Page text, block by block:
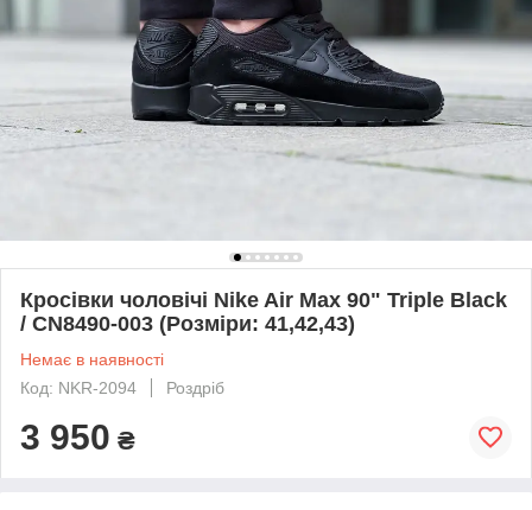
Кросівки чоловічі Nike Air Max 90" Triple Black
/ CN8490-003 (Розміри: 41,42,43)
Немає в наявності
Код: NKR-2094
Роздріб
3 950 ₴